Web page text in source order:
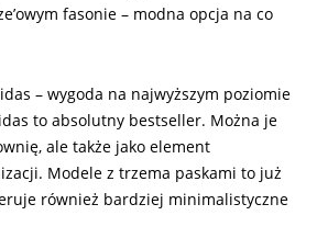
fasonie – modna opcja na co
– wygoda na najwyższym poziomie
to absolutny bestseller. Można je
ale także jako element
Modele z trzema paskami to już
również bardziej minimalistyczne